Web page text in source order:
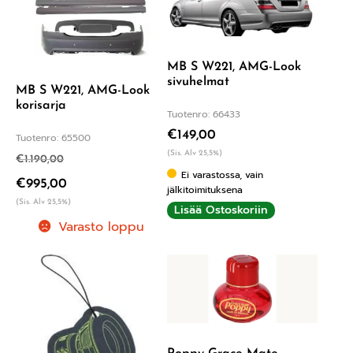
MB S W221, AMG-Look
korisarja
Tuotenro: 65500
€1.190,00
€995,00
(Sis. Alv 25,5%)
Varasto loppu
MB S W221, AMG-Look
sivuhelmat
Tuotenro: 66433
€149,00
(Sis. Alv 25,5%)
Ei varastossa, vain
jälkitoimituksena
Lisää Ostoskoriin